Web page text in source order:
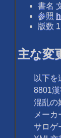
書名
参照
版数
主な変
以下を
8801
混乱の
メー
サロゲ